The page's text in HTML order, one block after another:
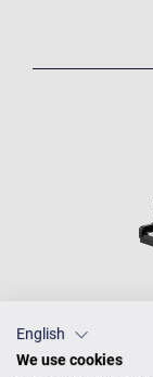
English
We use cookies